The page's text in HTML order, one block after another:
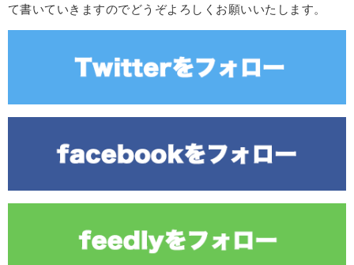
て書いていきますのでどうぞよろしくお願いいたします。